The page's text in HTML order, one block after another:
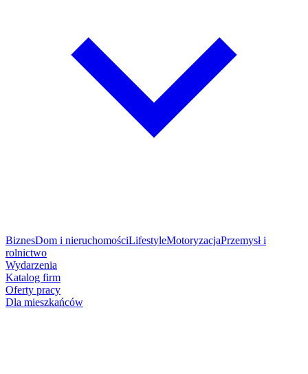
BiznesDom i nieruchomościLifestyleMotoryzacjaPrzemysł i
rolnictwo
Wydarzenia
Katalog firm
Oferty pracy
Dla mieszkańców